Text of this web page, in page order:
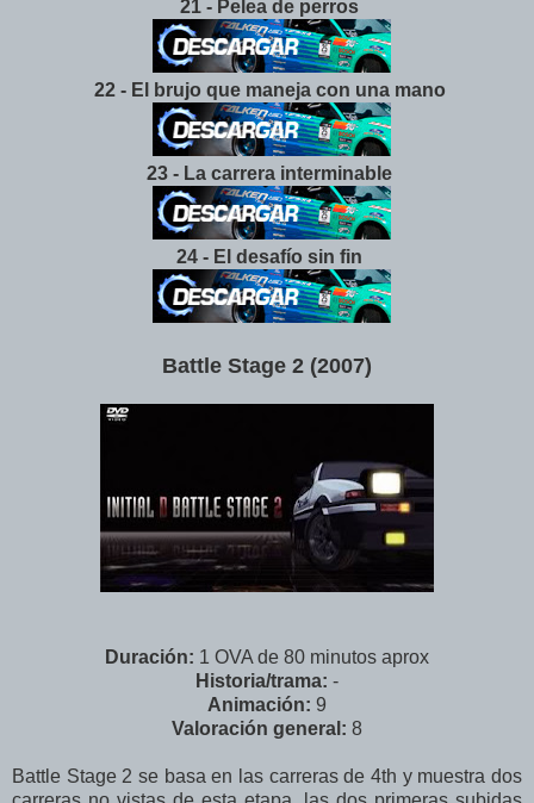
21 - Pelea de perros
22 - El brujo que maneja con una mano
23 - La carrera interminable
24 - El desafío sin fin
Battle Stage 2 (2007)
Duración: 1 OVA de 80 minutos aprox
Historia/trama: -
Animación: 9
Valoración general : 8
Battle Stage 2 se basa en las carreras de 4th y muestra dos